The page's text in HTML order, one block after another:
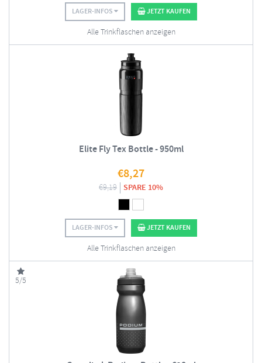
LAGER-INFOS JETZT KAUFEN
Alle Trinkflaschen anzeigen
Elite Fly Tex Bottle - 950ml
€8,27
€9,19 SPARE 10%
LAGER-INFOS JETZT KAUFEN
Alle Trinkflaschen anzeigen
5/5